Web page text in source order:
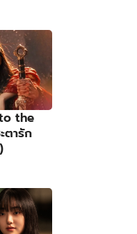
the
ตารัก